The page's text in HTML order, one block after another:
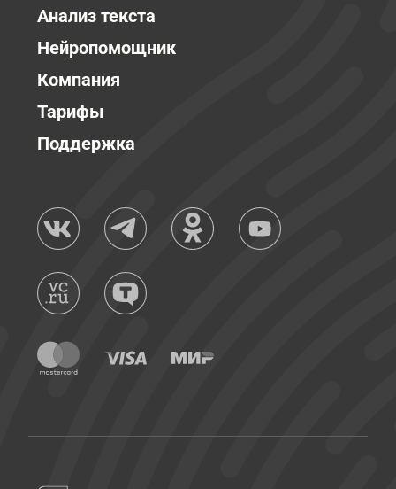
Анализ текста
Нейропомощник
Компания
Тарифы
Поддержка